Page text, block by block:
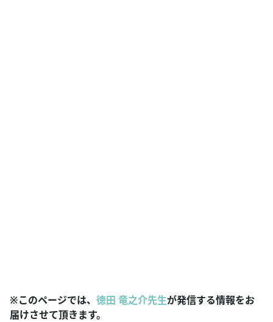
※このページでは、 徳田 竜之介先生が発信する情報をお
届けさせて頂きます。